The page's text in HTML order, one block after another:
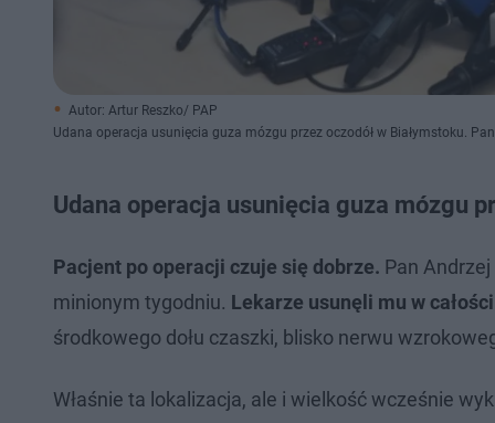
Autor: Artur Reszko/ PAP
Udana operacja usunięcia guza mózgu przez oczodół w Białymstoku.
Udana operacja usunięcia guza mózgu
Pacjent po operacji czuje się dobrze. Pan
minionym tygodniu. Lekarze usunęli mu w
środkowego dołu czaszki, blisko nerwu
Właśnie ta lokalizacja, ale i wielkość wcześnie